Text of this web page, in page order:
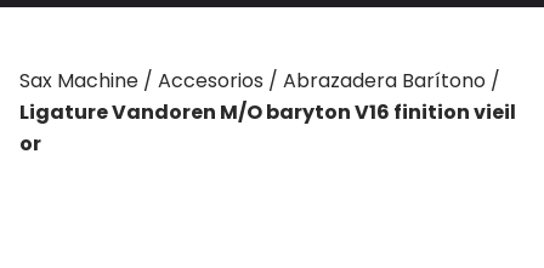
Sax Machine / Accesorios / Abrazadera Barítono /
Ligature Vandoren M/O baryton V16 finition vieil
or